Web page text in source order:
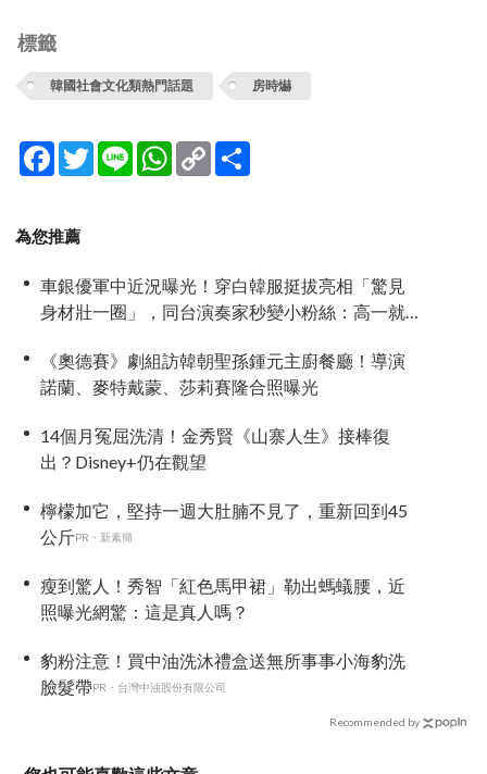
標籤
韓國社會文化類熱門話題 房時爀
Facebook
TwitterLine WhatsApp
Copy
Link
為您推薦
車銀優軍中近況曝光！穿白韓服挺拔亮相「驚見
身材壯一圈」，同台演奏家秒變小粉絲：高一就
《奧德賽》劇組訪韓朝聖孫鍾元主廚餐廳！導演
諾蘭、麥特戴蒙、莎莉賽隆合照曝光
14個月冤屈洗清！金秀賢《山寨人生》接棒復
出？Disney+仍在觀望
檸檬加它，堅持一週大肚腩不見了，重新回到45
公斤PR・新素簡
瘦到驚人！秀智「紅色馬甲裙」勒出螞蟻腰，近
照曝光網驚：這是真人嗎？
豹粉注意！買中油洗沐禮盒送無所事事小海豹洗
臉髮帶PR・台灣中油股份有限公司
Recommended by